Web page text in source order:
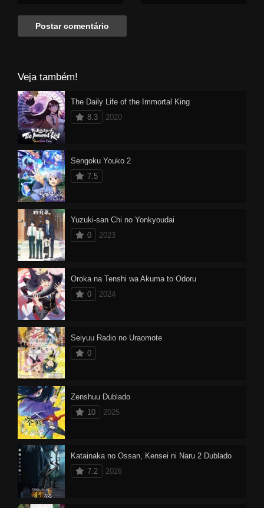
a única pessoa capaz de subir
Veja também!
The Daily Life of the Immortal King
8.3
2020
Sengoku Youko 2
7.5
Yuzuki-san Chi no Yonkyoudai
0
2023
Oroka na Tenshi wa Akuma to Odoru
0
2024
Seiyuu Radio no Uraomote
0
Zenshuu Dublado
10
2025
Katainaka no Ossan, Kensei ni Naru 2 Dublado
7.2
2026